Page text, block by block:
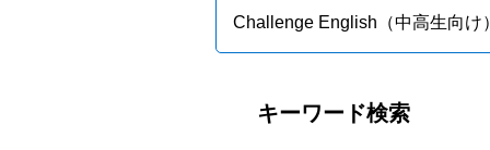
Challenge English（中高生向け
キーワード検索